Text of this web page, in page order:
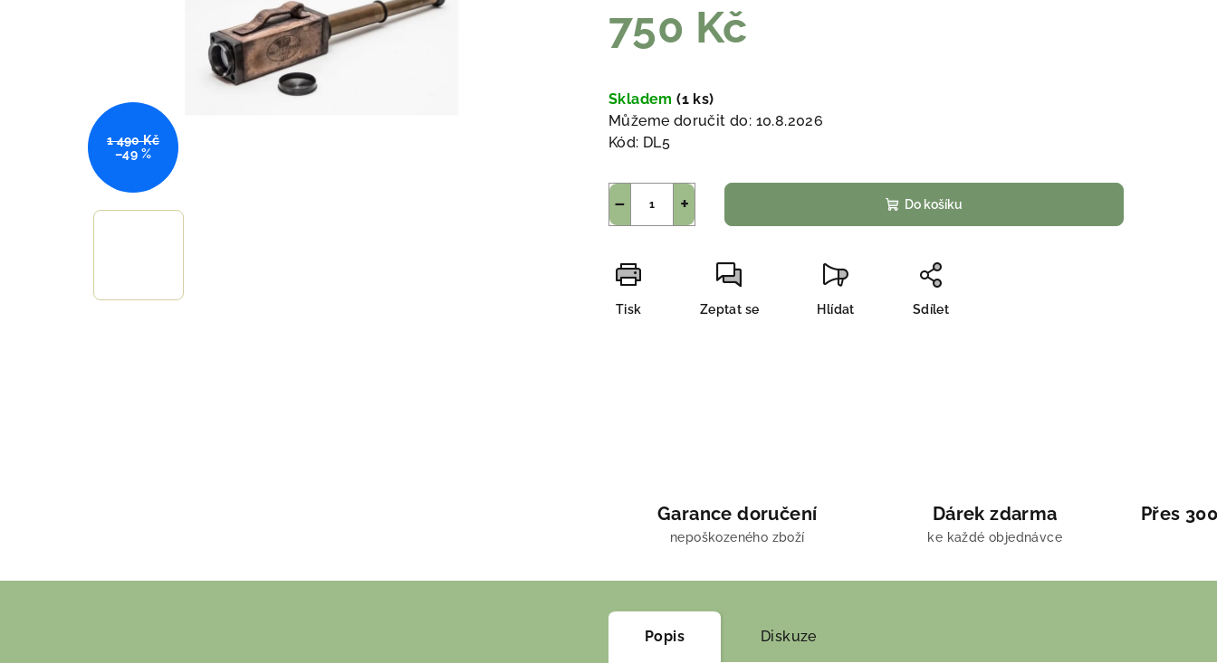
750 Kč
cena:
Skladem(1 ks)
Můžeme doručit do: 10.8.2026
Kód: DL5
+
− Do košíku
Tisk Zeptat se Hlídat Sdílet
1 490 Kč
–49 %
Garance doručení
nepoškozeného zboží
Dárek zdarma
ke každé objednávce
Přes
Popis Diskuze